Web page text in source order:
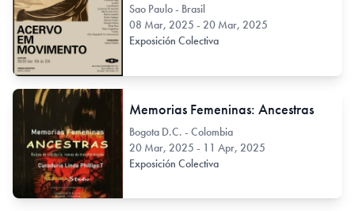
Sao Paulo - Brasil
08 Mar, 2025 - 20 Mar, 2025
Exposición Colectiva
Memorias Femeninas: Ancestras
Bogota D.C. - Colombia
20 Mar, 2025 - 11 Apr, 2025
Exposición Colectiva